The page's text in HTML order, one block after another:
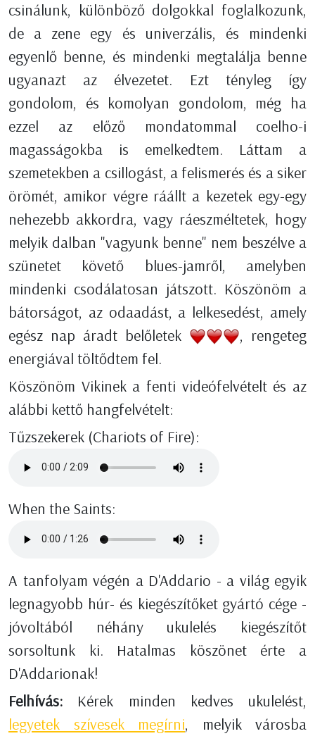
csinálunk, különböző dolgokkal foglalkozunk,
de a zene egy és univerzális, és mindenki
egyenlő benne, és mindenki megtalálja benne
ugyanazt az élvezetet. Ezt tényleg így
gondolom, és komolyan gondolom, még ha
ezzel az előző mondatommal coelho-i
magasságokba is emelkedtem. Láttam a
szemetekben a csillogást, a felismerés és a siker
örömét, amikor végre ráállt a kezetek egy-egy
nehezebb akkordra, vagy ráeszméltetek, hogy
melyik dalban "vagyunk benne" nem beszélve a
szünetet követő blues-jamről, amelyben
mindenki csodálatosan játszott. Köszönöm a
bátorságot, az odaadást, a lelkesedést, amely
egész nap áradt belőletek
, rengeteg
energiával töltődtem fel.
Köszönöm Vikinek a fenti videófelvételt és az
alábbi kettő hangfelvételt:
Tűzszekerek (Chariots of Fire):
When the Saints:
A tanfolyam végén a D'Addario - a világ egyik
legnagyobb húr- és kiegészítőket gyártó cége -
jóvoltából néhány ukulelés kiegészítőt
sorsoltunk ki. Hatalmas köszönet érte a
D'Addarionak!
Felhívás: Kérek minden kedves ukulelést,
legyetek szívesek megírni, melyik városba